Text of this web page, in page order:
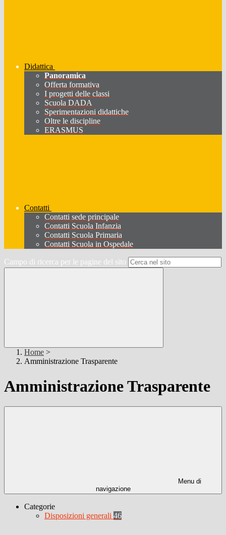
Didattica
Panoramica
Offerta formativa
I progetti delle classi
Scuola DADA
Sperimentazioni didattiche
Oltre le discipline
ERASMUS
Contatti
Contatti sede principale
Contatti Scuola Infanzia
Contatti Scuola Primaria
Contatti Scuola in Ospedale
Campo di ricerca per le pagine del sito
Home >
Amministrazione Trasparente
Amministrazione Trasparente
Menu di
navigazione
Categorie
Disposizioni generali 46